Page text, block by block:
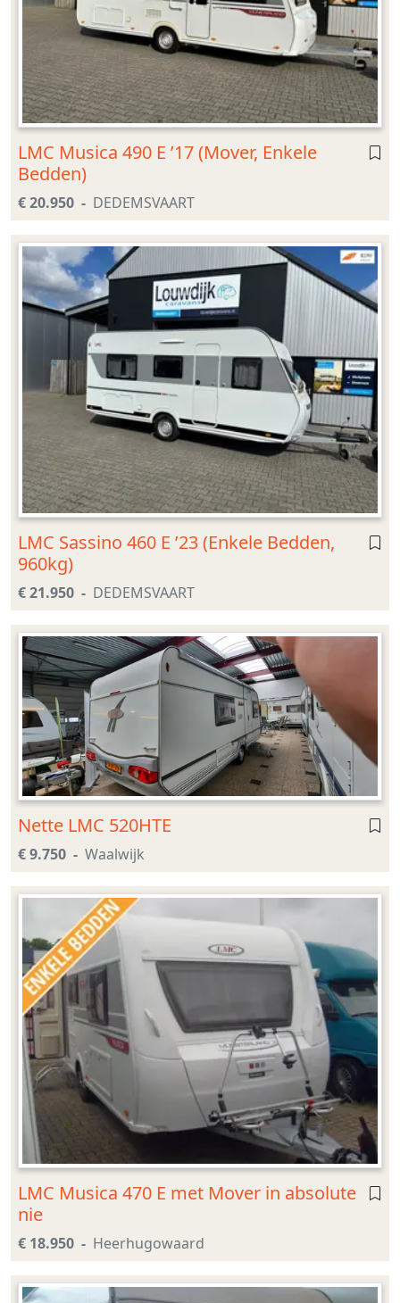
LMC Musica 490 E ’17 (Mover, Enkele
Bedden)
€ 20.950 DEDEMSVAART
LMC Sassino 460 E ’23 (Enkele Bedden,
960kg)
€ 21.950 DEDEMSVAART
Nette LMC 520HTE
€ 9.750 Waalwijk
LMC Musica 470 E met Mover in absolute
nie
€ 18.950 Heerhugowaard